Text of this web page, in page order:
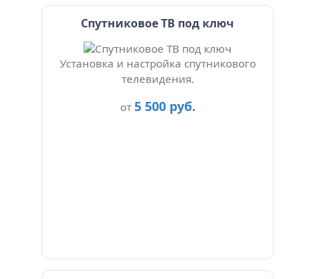
Спутниковое ТВ под ключ
Установка и настройка спутникового
телевидения.
от 5 500 руб.